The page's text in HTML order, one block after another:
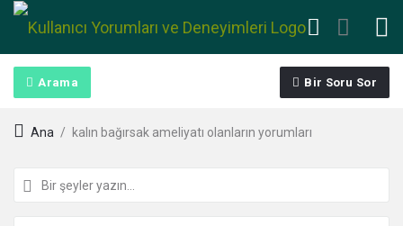
Arama Bir Soru Sor
Ana / kalın bağırsak ameliyatı olanların yorumları